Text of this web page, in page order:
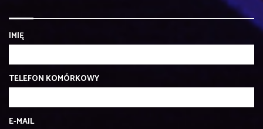
IMIĘ
TELEFON KOMÓRKOWY
E-MAIL